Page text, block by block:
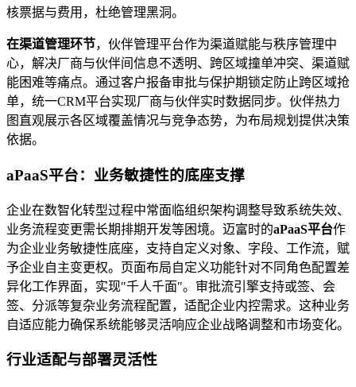
核票据与费用，杜绝管理黑洞。
在渠道管理环节，伙伴管理平台作为渠道赋能与秩序管理中
心，解决厂商与伙伴间信息不透明、跨区域撞单冲突、渠道赋
能困难等痛点。通过客户报备审批与保护期锁定防止跨区域抢
单，统一CRM平台实现厂商与伙伴实时数据同步。伙伴热力
图直观展示各区域覆盖情况与竞争态势，为布局规划提供决策
依据。
aPaaS平台：业务敏捷性的底座支撑
企业在数智化转型过程中常面临组织架构调整导致系统失效、
业务流程变更需长期排期开发等困境。迈富时的aPaaS平台作
为企业业务敏捷性底座，支持自定义对象、字段、工作流，赋
予企业自主变更权。页面布局自定义功能针对不同角色配置差
异化工作界面，实现"千人千面"。审批流引擎支持或签、会
签、分派等复杂业务流程配置，适配企业内控需求。这种业务
自适应能力确保系统能够灵活响应企业战略调整和市场变化。
行业适配与部署灵活性